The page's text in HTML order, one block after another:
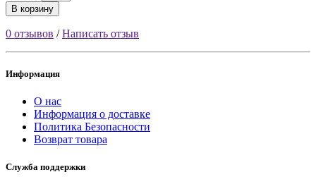
В корзину
0 отзывов /Написать отзыв
Информация
О нас
Информация о доставке
Политика Безопасности
Возврат товара
Служба поддержки